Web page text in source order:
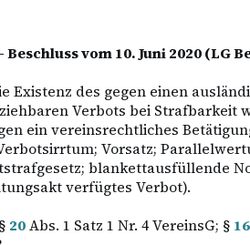
Beschluss vom 10. Juni 2020 (LG
Existenz des gegen einen
Verbots bei Strafbarkeit
ein vereinsrechtliches
Vorsatz;
blankettausfüllende
verfügtes Verbot).
20Abs. 1 Satz 1 Nr. 4 VereinsG; § 16